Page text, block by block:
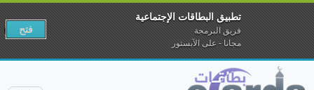
تطبيق البطاقات الإجتماعية
فريق البرمجة
مجانا - على الآبستور
فتح